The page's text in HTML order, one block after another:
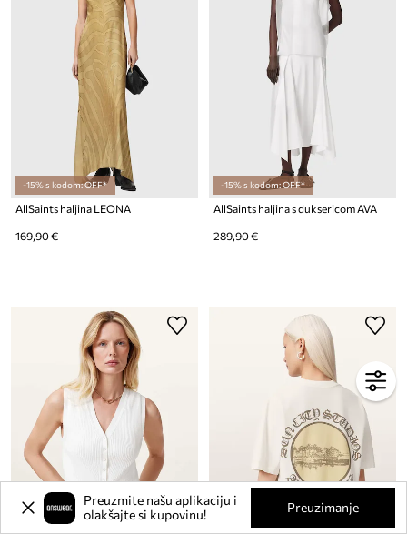
-15% s kodom: OFF*
AllSaints haljina LEONA
169,90 €
-15% s kodom: OFF*
AllSaints haljina s duksericom AVA
289,90 €
Preuzmite našu aplikaciju i
olakšajte si kupovinu!
Preuzimanje